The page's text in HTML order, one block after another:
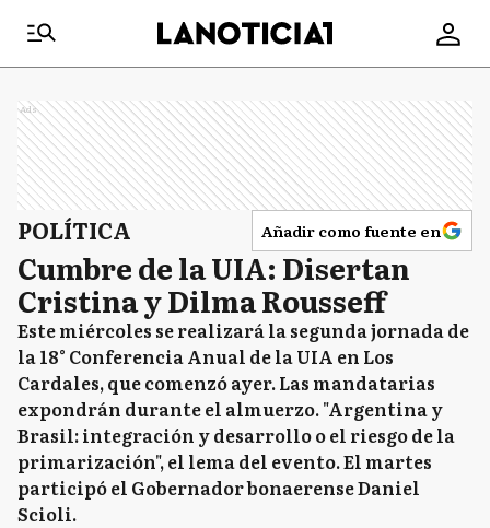
Ads
POLÍTICA Añadir como fuente en
Cumbre de la UIA: Disertan
Cristina y Dilma Rousseff
Este miércoles se realizará la segunda jornada de
la 18° Conferencia Anual de la UIA en Los
Cardales, que comenzó ayer. Las mandatarias
expondrán durante el almuerzo. "Argentina y
Brasil: integración y desarrollo o el riesgo de la
primarización", el lema del evento. El martes
participó el Gobernador bonaerense Daniel
Scioli.